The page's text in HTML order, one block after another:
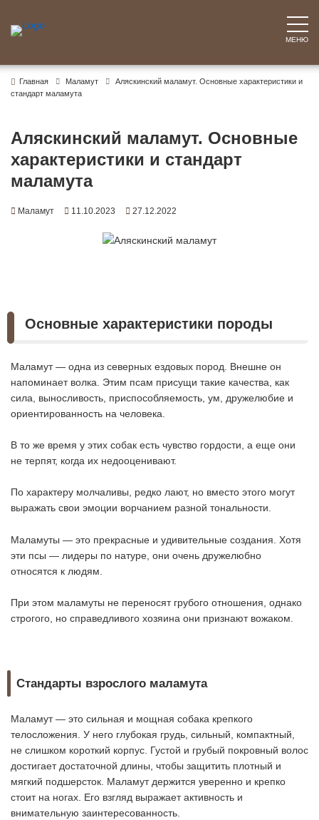
содержимому
МЕНЮ
Главная Маламут
Аляскинский маламут. Основные характеристики и
стандарт маламута
Аляскинский маламут. Основные
характеристики и стандарт
маламута
Маламут 11.10.2023 27.12.2022
Основные характеристики породы
Маламут — одна из северных ездовых пород. Внешне он
напоминает волка. Этим псам присущи такие качества, как
сила, выносливость, приспособляемость, ум, дружелюбие и
ориентированность на человека.
В то же время у этих собак есть чувство гордости, а еще они
не терпят, когда их недооценивают.
По характеру молчаливы, редко лают, но вместо этого могут
выражать свои эмоции ворчанием разной тональности.
Маламуты — это прекрасные и удивительные создания. Хотя
эти псы — лидеры по натуре, они очень дружелюбно
относятся к людям.
При этом маламуты не переносят грубого отношения, однако
строгого, но справедливого хозяина они признают вожаком.
Стандарты взрослого маламута
Маламут — это сильная и мощная собака крепкого
телосложения. У него глубокая грудь, сильный, компактный,
не слишком короткий корпус. Густой и грубый покровный волос
достигает достаточной длины, чтобы защитить плотный и
мягкий подшерсток. Маламут держится уверенно и крепко
стоит на ногах. Его взгляд выражает активность и
внимательную заинтересованность.